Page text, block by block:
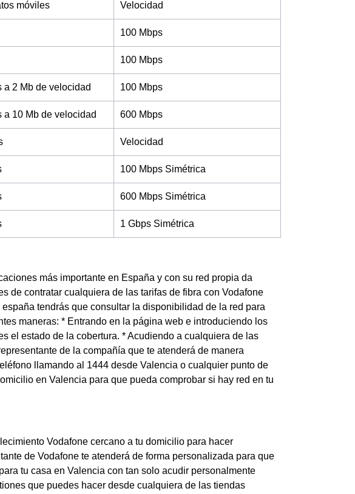
móviles Velocidad
100 Mbps
100 Mbps
a 2 Mb de velocidad 100 Mbps
a 10 Mb de velocidad 600 Mbps
Velocidad
100 Mbps Simétrica
600 Mbps Simétrica
1 Gbps Simétrica
más importante en España y con su red propia da
de contratar cualquiera de las tarifas de fibra con Vodafone
tendrás que consultar la disponibilidad de la red para
maneras: * Entrando en la página web e introduciendo los
el estado de la cobertura. * Acudiendo a cualquiera de las
de la compañía que te atenderá de manera
llamando al 1444 desde Valencia o cualquier punto de
en Valencia para que pueda comprobar si hay red en tu
Vodafone cercano a tu domicilio para hacer
de Vodafone te atenderá de forma personalizada para que
tu casa en Valencia con tan solo acudir personalmente
que puedes hacer desde cualquiera de las tiendas